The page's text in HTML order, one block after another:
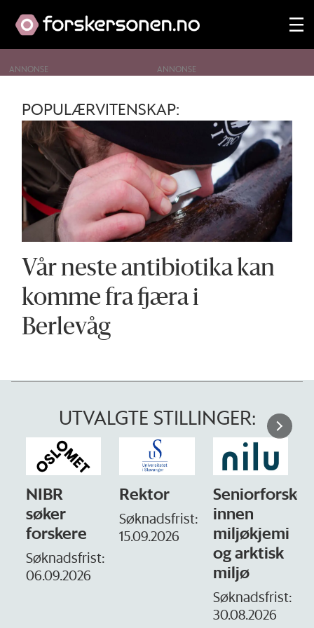
Tag:
the
last
of
us
ANNONSE
POPULÆRVITENSKAP:
Vår neste antibiotika kan
komme fra fjæra i
Berlevåg
UTVALGTE STILLINGER:
NIBR
søker
forskere
Søknadsfrist:
06.09.2026
Rektor
Søknadsfrist:
15.09.2026
Seniorforsker
innen
miljøkjemi
og arktisk
miljø
Søknadsfrist:
30.08.2026